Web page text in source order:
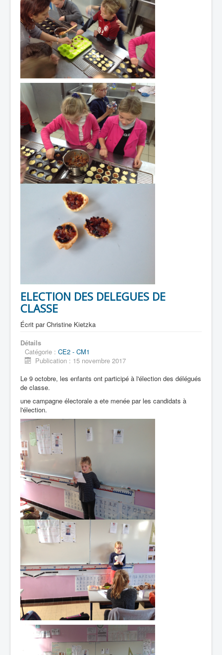
ELECTION DES DELEGUES DE
CLASSE
Écrit parChristine Kietzka
Détails
Catégorie : CE2 - CM1
Publication : 15 novembre 2017
Le 9 octobre, les enfants ont participé à l'élection des délégués
de classe.
une campagne électorale a ete menée par les candidats à
l'élection.